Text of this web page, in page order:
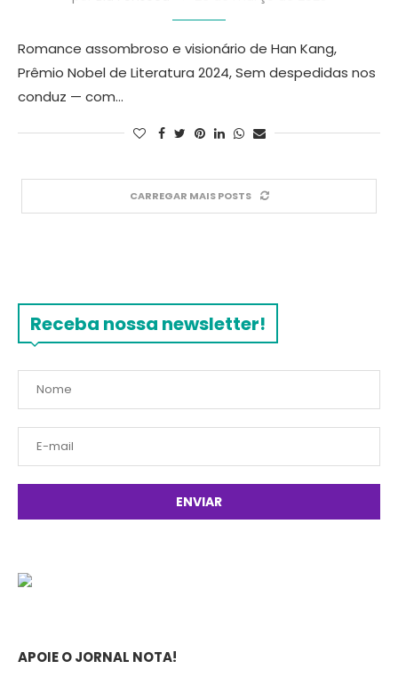
Romance assombroso e visionário de Han Kang,
Prêmio Nobel de Literatura 2024, Sem despedidas nos
conduz — com…
CARREGAR MAIS POSTS
Receba nossa newsletter!
APOIE O JORNAL NOTA!